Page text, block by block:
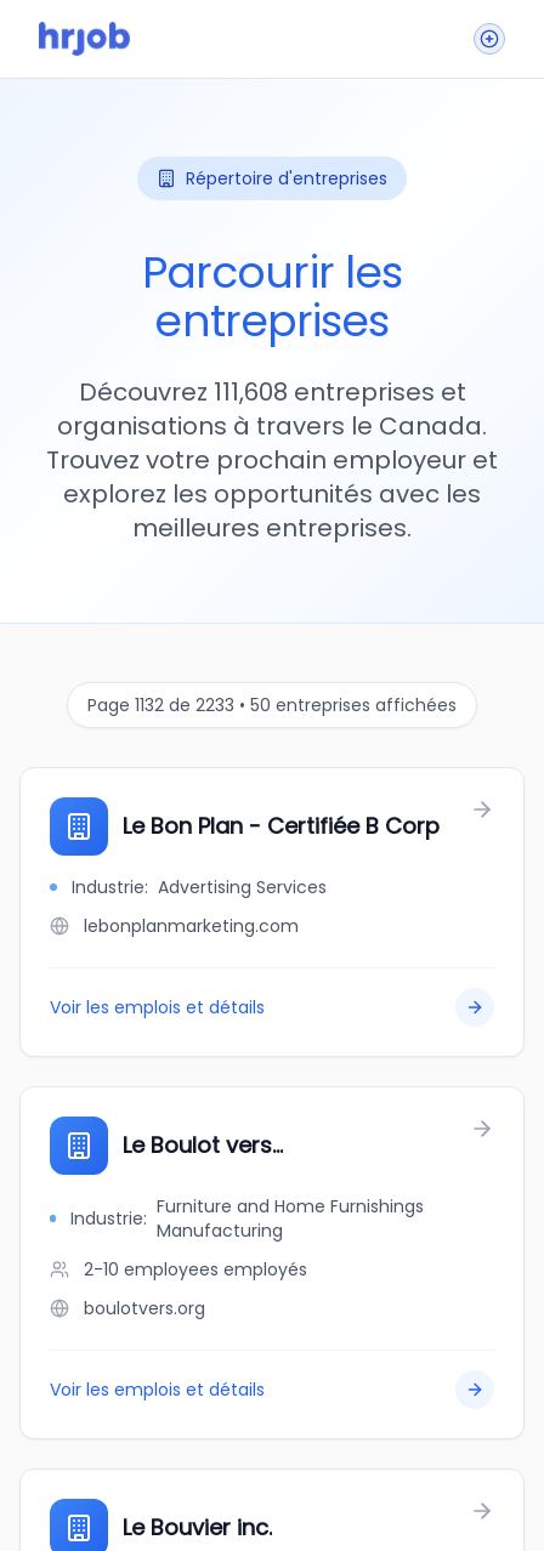
Répertoire d'entreprises
Parcourir les
entreprises
Découvrez 111,608 entreprises et
organisations à travers le Canada.
Trouvez votre prochain employeur et
explorez les opportunités avec les
meilleures entreprises.
Page 1132 de 2233 • 50 entreprises affichées
Le Bon Plan - Certifiée B Corp
Industrie: Advertising Services
lebonplanmarketing.com
Voir les emplois et détails
Le Boulot vers...
Industrie: Furniture and Home Furnishings
Manufacturing
2-10 employees employés
boulotvers.org
Voir les emplois et détails
Le Bouvier inc.